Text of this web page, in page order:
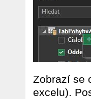
Zobrazí se
excelu).